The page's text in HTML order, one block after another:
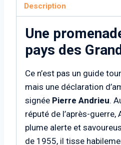
Pierre
Andrieu
(Éd.
Journée
Vinicole,
1955)
Description
Une
pays des
Ce n’est pas un guide
mais une déclaration
signée Pierre Andrieu.
réputé de l’après-
plume alerte et
de 1955, il tisse